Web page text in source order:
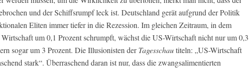
und der Schiffsrumpf leck ist. Deutschland gerät aufgrund der Politik
Eliten immer tiefer in die Rezession. Im gleichen Zeitraum, in dem
um 0,1 Prozent schrumpft, wächst die US-Wirtschaft nicht nur um 0,3
sogar um 3 Prozent. Die Illusionisten derTagesschautiteln: „US-Wirtschaft
stark“. Überraschend daran ist nur, dass die zwangsalimentierten